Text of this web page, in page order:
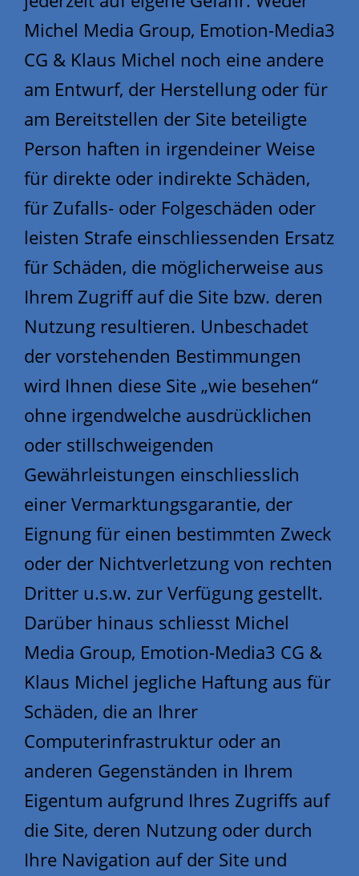
Michel Media Group, Emotion-Media3
CG & Klaus Michel noch eine andere
am Entwurf, der Herstellung oder für
am Bereitstellen der Site beteiligte
Person haften in irgendeiner Weise
für direkte oder indirekte Schäden,
für Zufalls- oder Folgeschäden oder
leisten Strafe einschliessenden Ersatz
für Schäden, die möglicherweise aus
Ihrem Zugriff auf die Site bzw. deren
Nutzung resultieren. Unbeschadet
der vorstehenden Bestimmungen
wird Ihnen diese Site „wie besehen“
ohne irgendwelche ausdrücklichen
oder stillschweigenden
Gewährleistungen einschliesslich
einer Vermarktungsgarantie, der
Eignung für einen bestimmten Zweck
oder der Nichtverletzung von rechten
Dritter u.s.w. zur Verfügung gestellt.
Darüber hinaus schliesst Michel
Media Group, Emotion-Media3 CG &
Klaus Michel jegliche Haftung aus für
Schäden, die an Ihrer
Computerinfrastruktur oder an
anderen Gegenständen in Ihrem
Eigentum aufgrund Ihres Zugriffs auf
die Site, deren Nutzung oder durch
Ihre Navigation auf der Site und